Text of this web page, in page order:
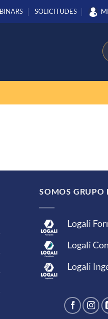
SOLICITUDES
SOMOS GRUPO
Logali
Logali
Logali